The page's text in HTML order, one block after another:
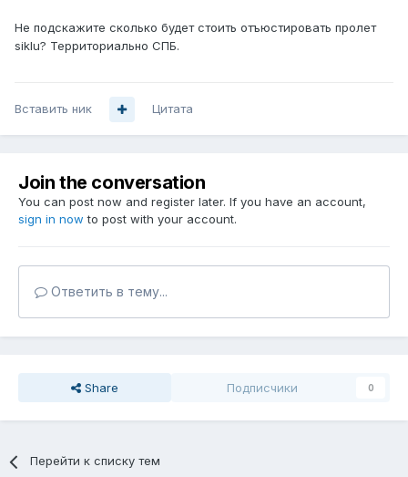
Не подскажите сколько будет стоить отъюстировать пролет
siklu? Территориально СПБ.
Вставить ник Цитата
Join the conversation
You can post now and register later. If you have an account,
sign in now to post with your account.
Ответить в тему...
Share Подписчики 0
Перейти к списку тем